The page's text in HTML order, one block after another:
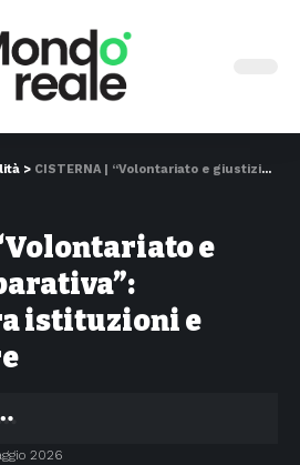
> CISTERNA | “Volontariato e giustizia riparativa”: l’incontro tra istituzioni e Terzo settore
e
istituzioni e
2026